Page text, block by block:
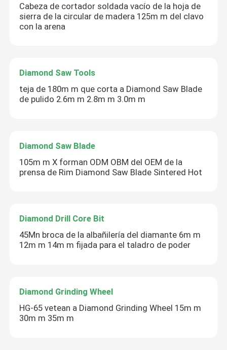
Cabeza de cortador soldada vacío de la hoja de
sierra de la circular de madera 125m m del clavo
con la arena
Diamond Saw Tools
teja de 180m m que corta a Diamond Saw Blade
de pulido 2.6m m 2.8m m 3.0m m
Diamond Saw Blade
105m m X forman ODM OBM del OEM de la
prensa de Rim Diamond Saw Blade Sintered Hot
Diamond Drill Core Bit
45Mn broca de la albañilería del diamante 6m m
12m m 14m m fijada para el taladro de poder
Diamond Grinding Wheel
HG-65 vetean a Diamond Grinding Wheel 15m m
30m m 35m m